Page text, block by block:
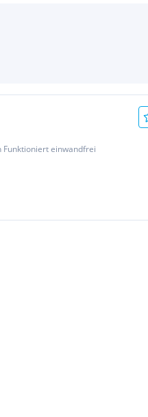
Funktioniert einwandfrei